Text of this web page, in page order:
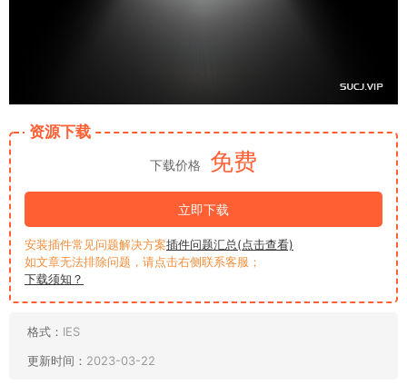
资源下载
下载价格 免费
立即下载
安装插件常见问题解决方案插件问题汇总(点击查看)
如文章无法排除问题，请点击右侧联系客服；
下载须知？
格式： IES
更新时间： 2023-03-22